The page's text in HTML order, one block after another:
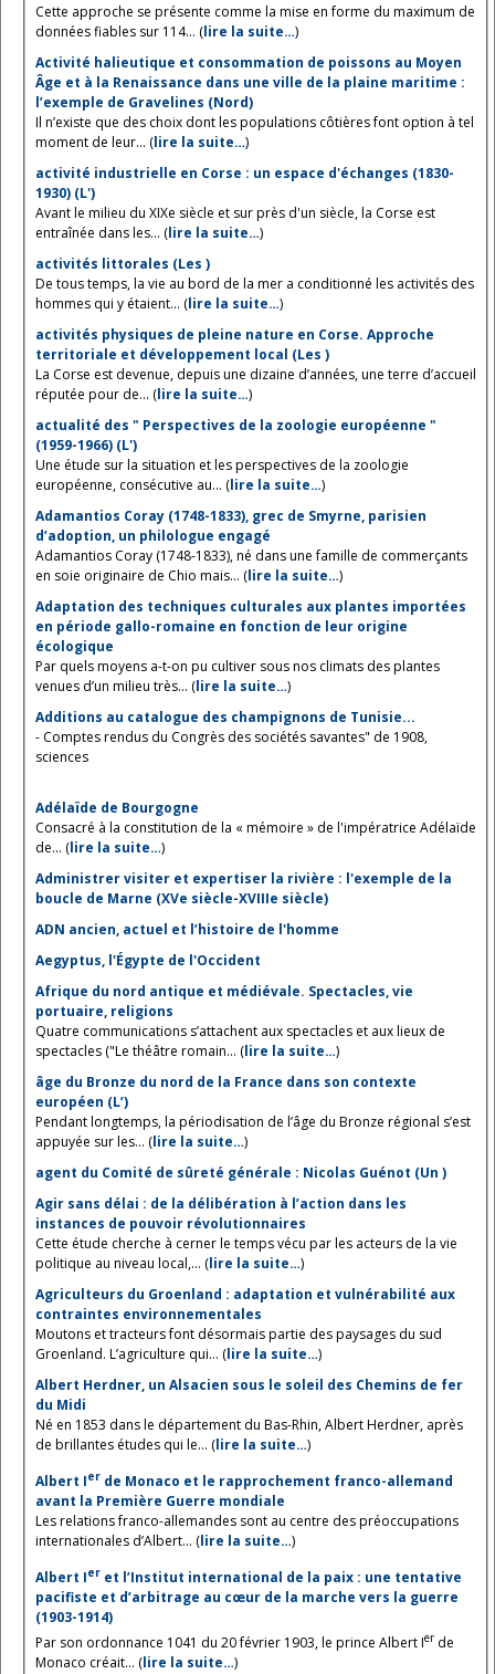
Cette approche se présente comme la mise en forme du maximum de
données fiables sur 114... (lire la suite…)
Activité halieutique et consommation de poissons au Moyen
Âge et à la Renaissance dans une ville de la plaine maritime :
l’exemple de Gravelines (Nord)
Il n’existe que des choix dont les populations côtières font option à tel
moment de leur... (lire la suite…)
activité industrielle en Corse : un espace d'échanges (1830-
1930) (L')
Avant le milieu du XIXe siècle et sur près d'un siècle, la Corse est
entraînée dans les... (lire la suite…)
activités littorales (Les )
De tous temps, la vie au bord de la mer a conditionné les activités des
hommes qui y étaient... (lire la suite…)
activités physiques de pleine nature en Corse. Approche
territoriale et développement local (Les )
La Corse est devenue, depuis une dizaine d’années, une terre d’accueil
réputée pour de... (lire la suite…)
actualité des " Perspectives de la zoologie européenne "
(1959-1966) (L')
Une étude sur la situation et les perspectives de la zoologie
européenne, consécutive au... (lire la suite…)
Adamantios Coray (1748-1833), grec de Smyrne, parisien
d’adoption, un philologue engagé
Adamantios Coray (1748-1833), né dans une famille de commerçants
en soie originaire de Chio mais... (lire la suite…)
Adaptation des techniques culturales aux plantes importées
en période gallo-romaine en fonction de leur origine
écologique
Par quels moyens a-t-on pu cultiver sous nos climats des plantes
venues d’un milieu très... (lire la suite…)
Additions au catalogue des champignons de Tunisie...
- Comptes rendus du Congrès des sociétés savantes" de 1908,
sciences
Adélaïde de Bourgogne
Consacré à la constitution de la « mémoire » de l'impératrice Adélaïde
de... (lire la suite…)
Administrer visiter et expertiser la rivière : l'exemple de la
boucle de Marne (XVe siècle-XVIIIe siècle)
ADN ancien, actuel et l’histoire de l'homme
Aegyptus, l'Égypte de l'Occident
Afrique du nord antique et médiévale. Spectacles, vie
portuaire, religions
Quatre communications s’attachent aux spectacles et aux lieux de
spectacles ("Le théâtre romain... (lire la suite…)
âge du Bronze du nord de la France dans son contexte
européen (L’)
Pendant longtemps, la périodisation de l’âge du Bronze régional s’est
appuyée sur les... (lire la suite…)
agent du Comité de sûreté générale : Nicolas Guénot (Un )
Agir sans délai : de la délibération à l’action dans les
instances de pouvoir révolutionnaires
Cette étude cherche à cerner le temps vécu par les acteurs de la vie
politique au niveau local,... (lire la suite…)
Agriculteurs du Groenland : adaptation et vulnérabilité aux
contraintes environnementales
Moutons et tracteurs font désormais partie des paysages du sud
Groenland. L’agriculture qui... (lire la suite…)
Albert Herdner, un Alsacien sous le soleil des Chemins de fer
du Midi
Né en 1853 dans le département du Bas-Rhin, Albert Herdner, après
de brillantes études qui le... (lire la suite…)
Albert Ier de Monaco et le rapprochement franco-allemand
avant la Première Guerre mondiale
Les relations franco-allemandes sont au centre des préoccupations
internationales d’Albert... (lire la suite…)
Albert Ier et l’Institut international de la paix : une tentative
pacifiste et d’arbitrage au cœur de la marche vers la guerre
(1903-1914)
Par son ordonnance 1041 du 20 février 1903, le prince Albert Ierde
Monaco créait... (lire la suite…)